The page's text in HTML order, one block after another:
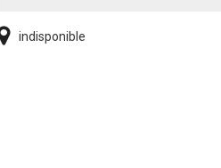
indisponible